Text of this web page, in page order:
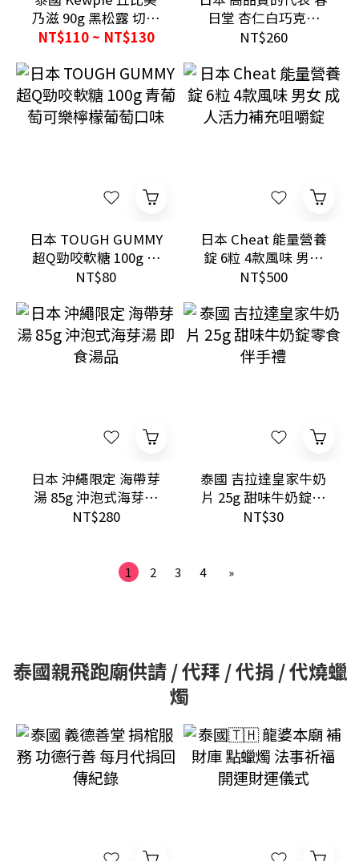
乃滋 90g 黑松露 切達
起司雙風味
NT$110 ~ NT$130
日堂 杏仁白巧克力
250g 北海道奢華伴手
NT$260
日本 TOUGH GUMMY
超Q勁咬軟糖 100g 青
葡萄可樂檸檬葡萄口
NT$80
日本 Cheat 能量營養
錠 6粒 4款風味 男女
成人活力補充咀嚼錠
NT$500
日本 沖繩限定 海帶芽
湯 85g 沖泡式海芽湯
即食湯品
NT$280
泰國 吉拉達皇家牛奶
片 25g 甜味牛奶錠零
食伴手禮
NT$30
1 2 3 4 »
泰國親飛跑廟供請 / 代拜 / 代捐 / 代燒蠟
燭